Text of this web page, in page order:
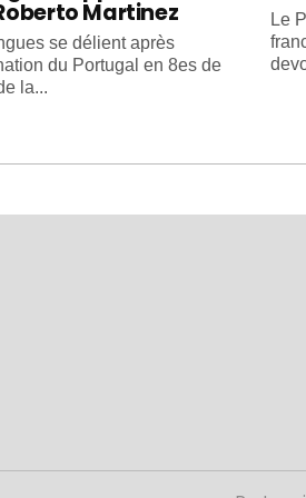
Martinez
se délient après
du Portugal en 8es de
la...
Le